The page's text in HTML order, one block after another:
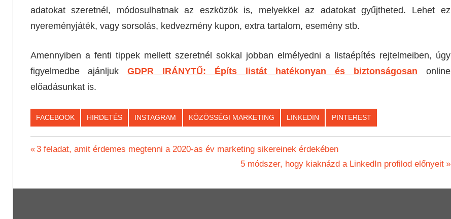
adatokat szeretnél, módosulhatnak az eszközök is, melyekkel az adatokat gyűjtheted. Lehet ez
nyereményjáték, vagy sorsolás, kedvezmény kupon, extra tartalom, esemény stb.
Amennyiben a fenti tippek mellett szeretnél sokkal jobban elmélyedni a listaépítés rejtelmeiben, úgy
figyelmedbe ajánljukGDPR IRÁNYTŰ: Építs listát hatékonyan és biztonságosan online
előadásunkat is.
FACEBOOK HIRDETÉS INSTAGRAM KÖZÖSSÉGI MARKETING LINKEDIN PINTEREST
Bejegyzés
Previous
3 feladat, amit érdemes megtenni a 2020-as év marketing sikereinek érdekében
Next
5 módszer, hogy kiaknázd a LinkedIn profilod előnyeit